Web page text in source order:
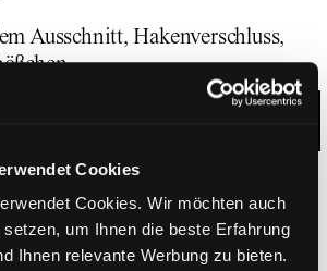
Cookies
Cookies. Wir möchten auch
um Ihnen die beste Erfahrung
Ihnen relevante Werbung zu bieten.
Ausschnitt, Hakenverschluss,
Versand